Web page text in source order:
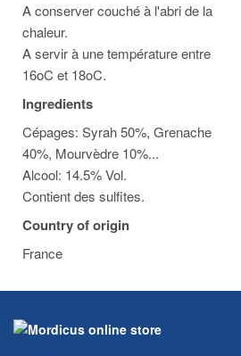
A conserver couché à l'abri de la
chaleur.
A servir à une température entre
16oC et 18oC.
Ingredients
Cépages: Syrah 50%, Grenache
40%, Mourvèdre 10%...
Alcool: 14.5% Vol.
Contient des sulfites.
Country of origin
France